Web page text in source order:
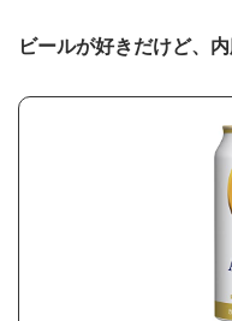
ビールが好きだけど、